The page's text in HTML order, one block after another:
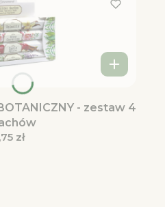
- zestaw 4
zł